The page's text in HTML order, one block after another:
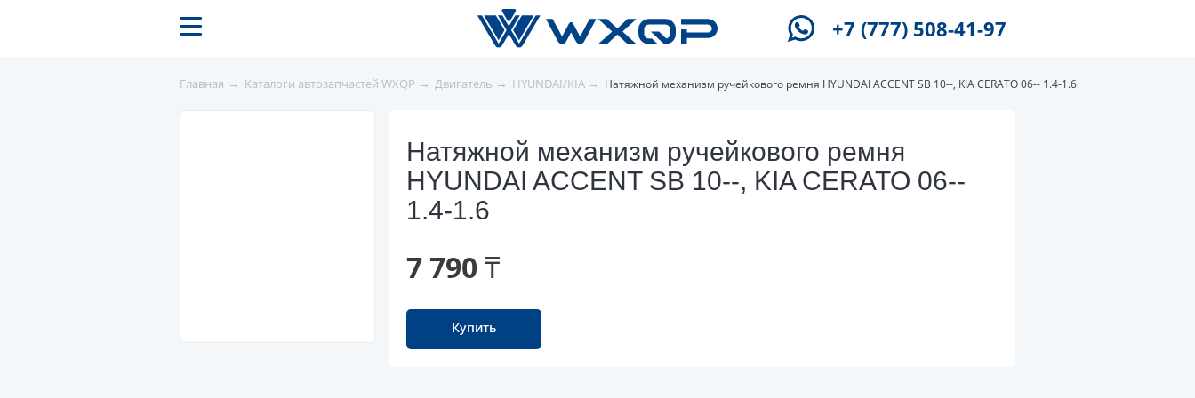
+7 (777) 508-41-97
Главная → Каталоги автозапчастей WXQP → Двигатель → HYUNDAI/KIA → Натяжной механизм ручейкового ремня HYUNDAI ACCENT SB 10--, KIA CERATO 06-- 1.4-1.6
Натяжной механизм ручейкового ремня
HYUNDAI ACCENT SB 10--, KIA CERATO 06--
1.4-1.6
7 790 ₸
Купить